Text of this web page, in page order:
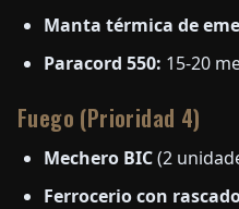
Manta térmica de
Paracord 550: 15-20
Fuego (Prioridad 4)
Mechero BIC(2
Ferrocerio con